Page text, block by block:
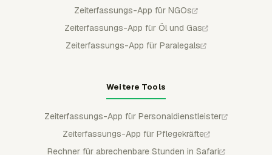
Zeiterfassungs-App für NGOs
Zeiterfassungs-App für Öl und Gas
Zeiterfassungs-App für Paralegals
Weitere Tools
Zeiterfassungs-App für Personaldienstleister
Zeiterfassungs-App für Pflegekräfte
Rechner für abrechenbare Stunden in Safari